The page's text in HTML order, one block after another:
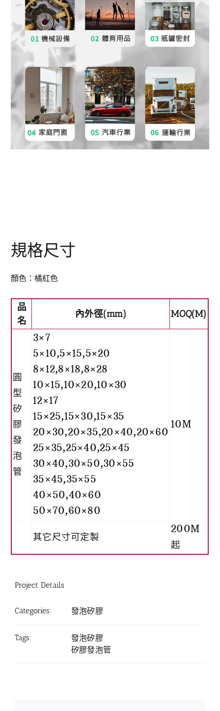
規格尺寸
顏色：橘紅色
品
名
內外徑(mm) MOQ(M)
圓
型
矽
膠
發
泡
管
3×7
5×10,5×15,5×20
8×12,8×18,8×28
10×15,10×20,10×30
12×17
15×25,15×30,15×35
20×30,20×35,20×40,20×60
25×35,25×40,25×45
30×40,30×50,30×55
35×45,35×55
40×50,40×60
50×70,60×80
10M
其它尺寸可定製
200M
起
Project Details
Categories: 發泡矽膠
Tags:
發泡矽膠
矽膠發泡管